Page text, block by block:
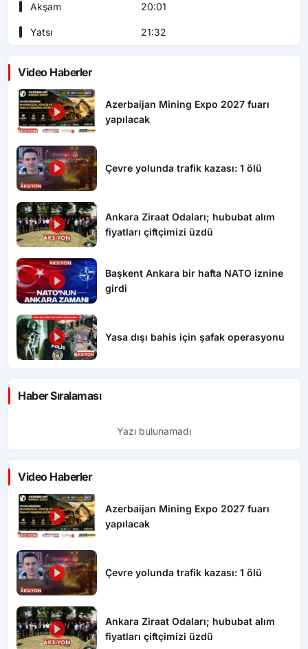
Akşam 20:01
Yatsı 21:32
Video Haberler
Azerbaijan Mining Expo 2027 fuarı
yapılacak
Çevre yolunda trafik kazası: 1 ölü
Ankara Ziraat Odaları; hububat alım
fiyatları çiftçimizi üzdü
Başkent Ankara bir hafta NATO iznine
girdi
Yasa dışı bahis için şafak operasyonu
Haber Sıralaması
Yazı bulunamadı
Video Haberler
Azerbaijan Mining Expo 2027 fuarı
yapılacak
Çevre yolunda trafik kazası: 1 ölü
Ankara Ziraat Odaları; hububat alım
fiyatları çiftçimizi üzdü